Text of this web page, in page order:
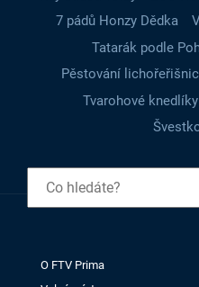
7 pádů Honzy Dědka
Tatarák podle
Pěstování
Tvarohové knedlíky
O FTV Prima